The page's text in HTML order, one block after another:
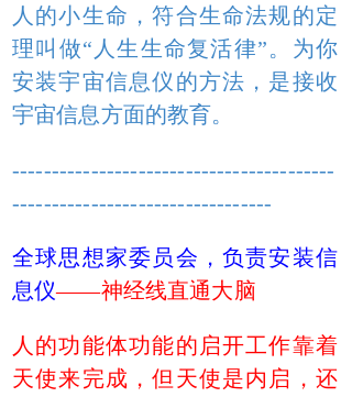
人的小生命，符合生命法规的定
理叫做“人生生命复活律”。为你
安装宇宙信息仪的方法，是接收
宇宙信息方面的教育。
-----------------------------------------
---------------------------------
全球思想家委员会，负责安装信
息仪——神经线直通大脑
人 的功能体功能的启开工作靠着
天使来完成，但天使是内启，还